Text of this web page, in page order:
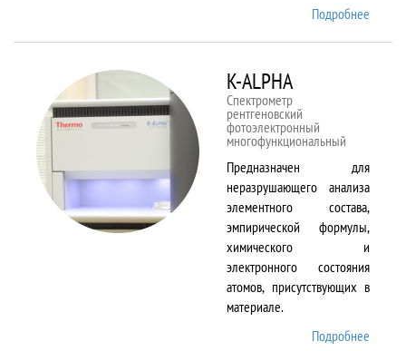
Подробнее
K-ALPHA
Спектрометр
рентгеновский
фотоэлектронный
многофункциональный
Предназначен для
неразрушающего анализа
элементного состава,
эмпирической формулы,
химического и
электронного состояния
атомов, присутствующих в
материале.
Подробнее